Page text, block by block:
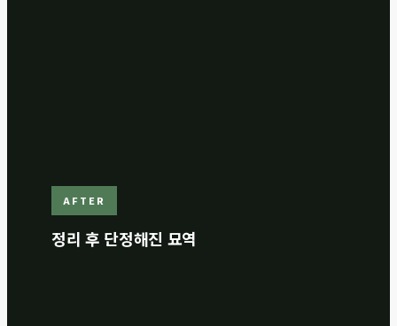
AFTER
정리 후 단정해진 묘역